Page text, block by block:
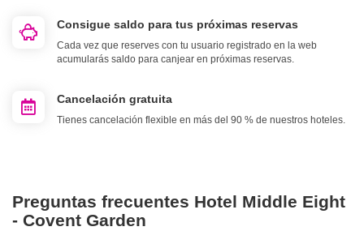
Consigue saldo para tus próximas reservas
Cada vez que reserves con tu usuario registrado en la web
acumularás saldo para canjear en próximas reservas.
Cancelación gratuita
Tienes cancelación flexible en más del 90 % de nuestros hoteles.
Preguntas frecuentes Hotel Middle Eight
- Covent Garden